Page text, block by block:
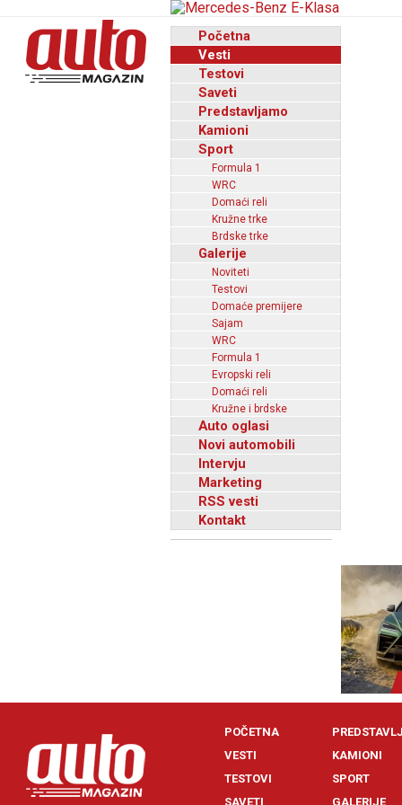
Početna
Vesti
Testovi
Saveti
Predstavljamo
Kamioni
Sport
Formula 1
WRC
Domaći reli
Kružne trke
Brdske trke
Galerije
Noviteti
Testovi
Domaće premijere
Sajam
WRC
Formula 1
Evropski reli
Domaći reli
Kružne i brdske
Auto oglasi
Novi automobili
Intervju
Marketing
RSS vesti
Kontakt
POČETNA
VESTI
TESTOVI
SAVETI
KAMIONI
SPORT
GALERIJE